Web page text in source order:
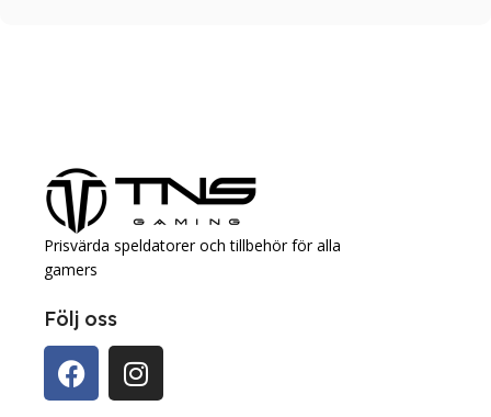
Prisvärda speldatorer och tillbehör för alla
gamers
Följ oss